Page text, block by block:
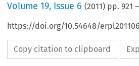
Volume19, Issue 6 (2011) pp.921
https://doi.org/10.54648/
Copy citation to clipboard